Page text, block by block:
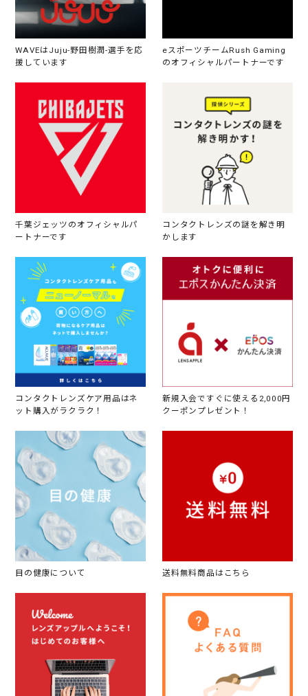
WAVEはJuju-野田樹潤-選手を応
援しています
eスポーツチームRush Gaming
のオフィシャルパートナーです
千葉ジェッツのオフィシャルパ
ートナーです
コンタクトレンズの謎を解き明
かします
コンタクトレンズケア用品はネ
ット購入がラクラク！
新規入会ですぐに使える2,000円
クーポンプレゼント！
目の健康について 送料無料商品はこちら